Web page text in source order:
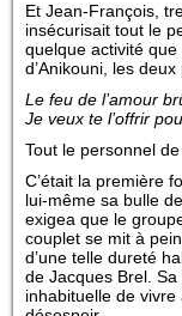
Et Jean-François,
insécurisait tout le
quelque activité
d’Anikouni, les deux
Le feu de l’amour
Je veux te l’offrir
Tout le personnel de
C’était la première
lui-même sa bulle
exigea que le
couplet se mit à
d’une telle dureté
de Jacques Brel.
inhabituelle de